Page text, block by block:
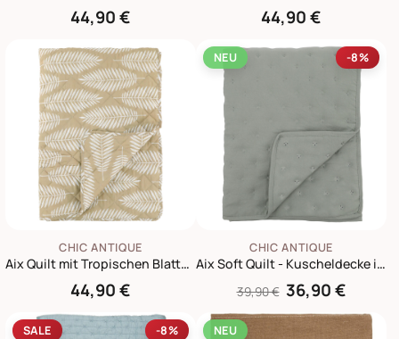
44,90 € 44,90 €
CHIC ANTIQUE
Aix Quilt mit Tropischen Blattmotiv
44,90 €
NEU -8%
CHIC ANTIQUE
Aix Soft Quilt - Kuscheldecke im Vintage Landhausstil
39,90 € 36,90 €
SALE -8% NEU